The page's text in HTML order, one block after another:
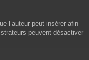
l’auteur peut insérer afin
peuvent désactiver